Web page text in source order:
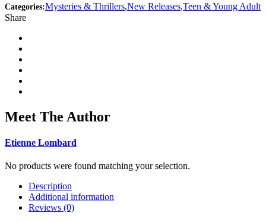
Categories:Mysteries & Thrillers,New Releases,Teen & Young Adult
Share
Meet The Author
Etienne Lombard
No products were found matching your selection.
Description
Additional information
Reviews (0)